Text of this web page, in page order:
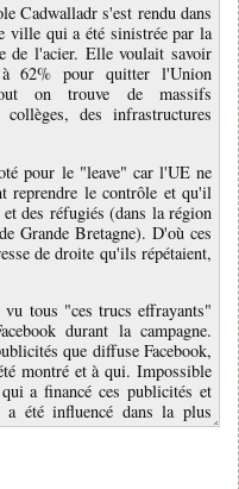
Cadwalladr s'est rendu dans
ville qui a été sinistrée par la
de l'acier. Elle voulait savoir
62% pour quitter l'Union
on trouve de massifs
des infrastructures
pour le "leave" car l'UE ne
reprendre le contrôle et qu'il
des réfugiés (dans la région
Grande Bretagne). D'où ces
de droite qu'ils répétaient,
tous "ces trucs effrayants"
durant la campagne.
que diffuse Facebook,
montré et à qui. Impossible
a financé ces publicités et
été influencé dans la plus
à demandé à Facebook ces
refusé car il y a de
via Facebook. En effet,